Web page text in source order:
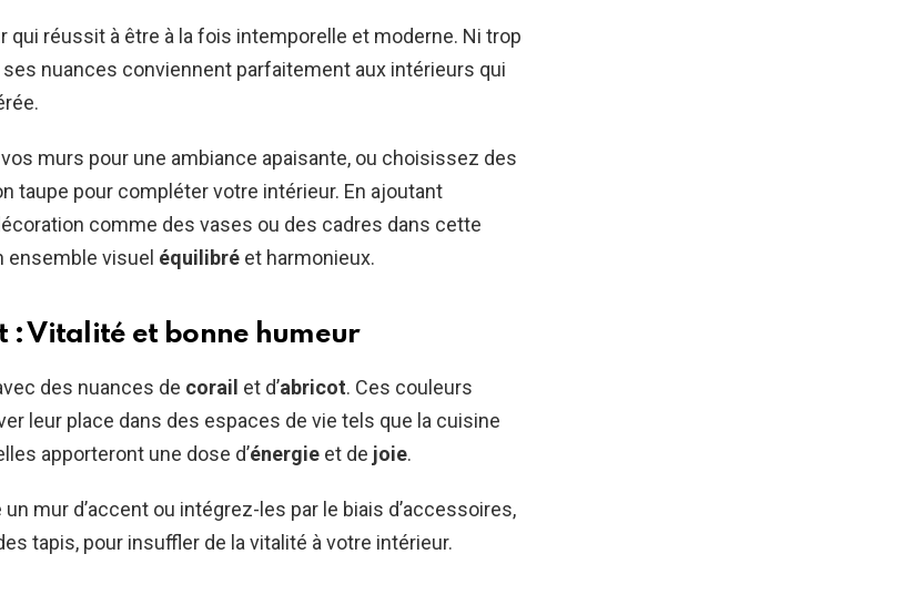
qui réussit à être à la fois intemporelle et moderne. Ni trop
nuances conviennent parfaitement aux intérieurs qui
vos murs pour une ambiance apaisante, ou choisissez des
taupe pour compléter votre intérieur. En ajoutant
comme des vases ou des cadres dans cette
ensemble visuel équilibré et harmonieux.
: Vitalité et bonne humeur
des nuances de corail et d’abricot. Ces couleurs
leur place dans des espaces de vie tels que la cuisine
apporteront une dose d’énergie et de joie.
mur d’accent ou intégrez-les par le biais d’accessoires,
tapis, pour insuffler de la vitalité à votre intérieur.